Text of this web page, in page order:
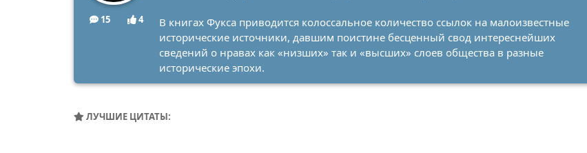
15 4
В книгах Фукса приводится колоссальное количество ссылок на малоизвестные
исторические источники, давшим поистине бесценный свод интереснейших
сведений о нравах как «низших» так и «высших» слоев общества в разные
исторические эпохи.
ЛУЧШИЕ ЦИТАТЫ: